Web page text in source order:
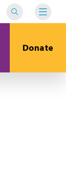
Donate